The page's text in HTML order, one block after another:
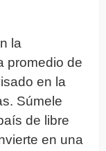
la
promedio de
en la
Súmele
de libre
en una